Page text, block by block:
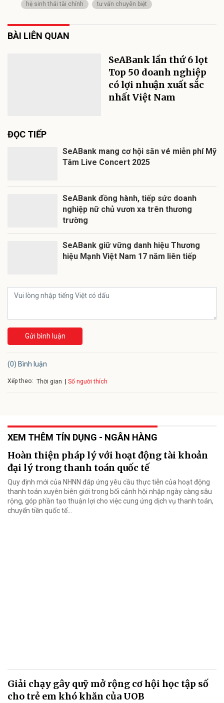
hệ sinh thái tài chính tư vấn chuyên biệt
BÀI LIÊN QUAN
SeABank lần thứ 6 lọt
Top 50 doanh nghiệp
có lợi nhuận xuất sắc
nhất Việt Nam
ĐỌC TIẾP
SeABank mang cơ hội săn vé miễn phí Mỹ
Tâm Live Concert 2025
SeABank đồng hành, tiếp sức doanh
nghiệp nữ chủ vươn xa trên thương
trường
SeABank giữ vững danh hiệu Thương
hiệu Mạnh Việt Nam 17 năm liên tiếp
Gửi bình luận
(0) Bình luận
Xếp theo: Thời gian Số người thích
XEM THÊM TÍN DỤNG - NGÂN HÀNG
Hoàn thiện pháp lý với hoạt động tài khoản
đại lý trong thanh toán quốc tế
Quy định mới của NHNN đáp ứng yêu cầu thực tiễn của hoạt động
thanh toán xuyên biên giới trong bối cảnh hội nhập ngày càng sâu
rộng, góp phần tạo thuận lợi cho việc cung ứng dịch vụ thanh toán,
chuyển tiền quốc tế...
Giải chạy gây quỹ mở rộng cơ hội học tập số
cho trẻ em khó khăn của UOB